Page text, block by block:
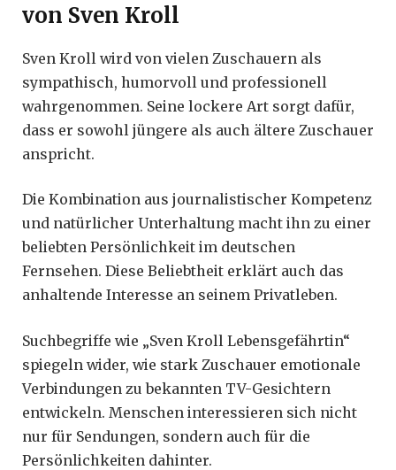
von Sven Kroll
Sven Kroll wird von vielen Zuschauern als
sympathisch, humorvoll und professionell
wahrgenommen. Seine lockere Art sorgt dafür,
dass er sowohl jüngere als auch ältere Zuschauer
anspricht.
Die Kombination aus journalistischer Kompetenz
und natürlicher Unterhaltung macht ihn zu einer
beliebten Persönlichkeit im deutschen
Fernsehen. Diese Beliebtheit erklärt auch das
anhaltende Interesse an seinem Privatleben.
Suchbegriffe wie „Sven Kroll Lebensgefährtin“
spiegeln wider, wie stark Zuschauer emotionale
Verbindungen zu bekannten TV-Gesichtern
entwickeln. Menschen interessieren sich nicht
nur für Sendungen, sondern auch für die
Persönlichkeiten dahinter.